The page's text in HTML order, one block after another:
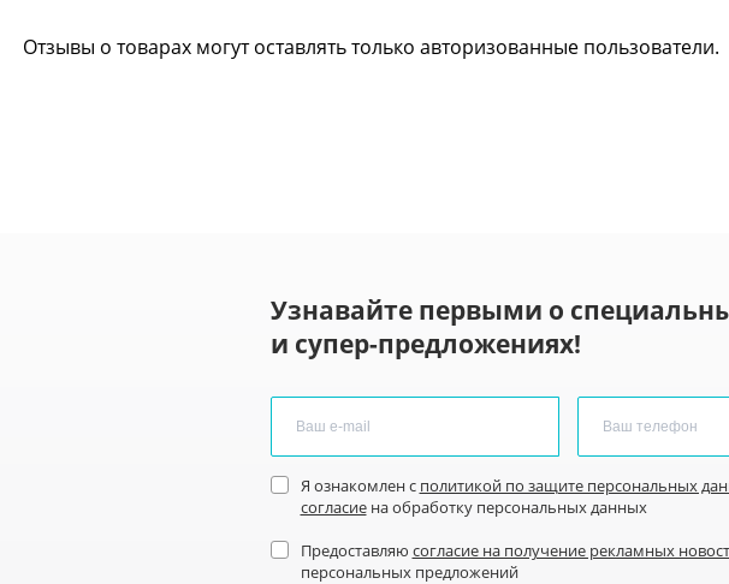
Отзывы о товарах могут оставлять только авторизованные пользователи.
Узнавайте первыми о
и супер-предложениях!
Я ознакомлен с политикой по защите персональных
согласиена обработку персональных данных
Предоставляю согласие на получение рекламных
персональных предложений